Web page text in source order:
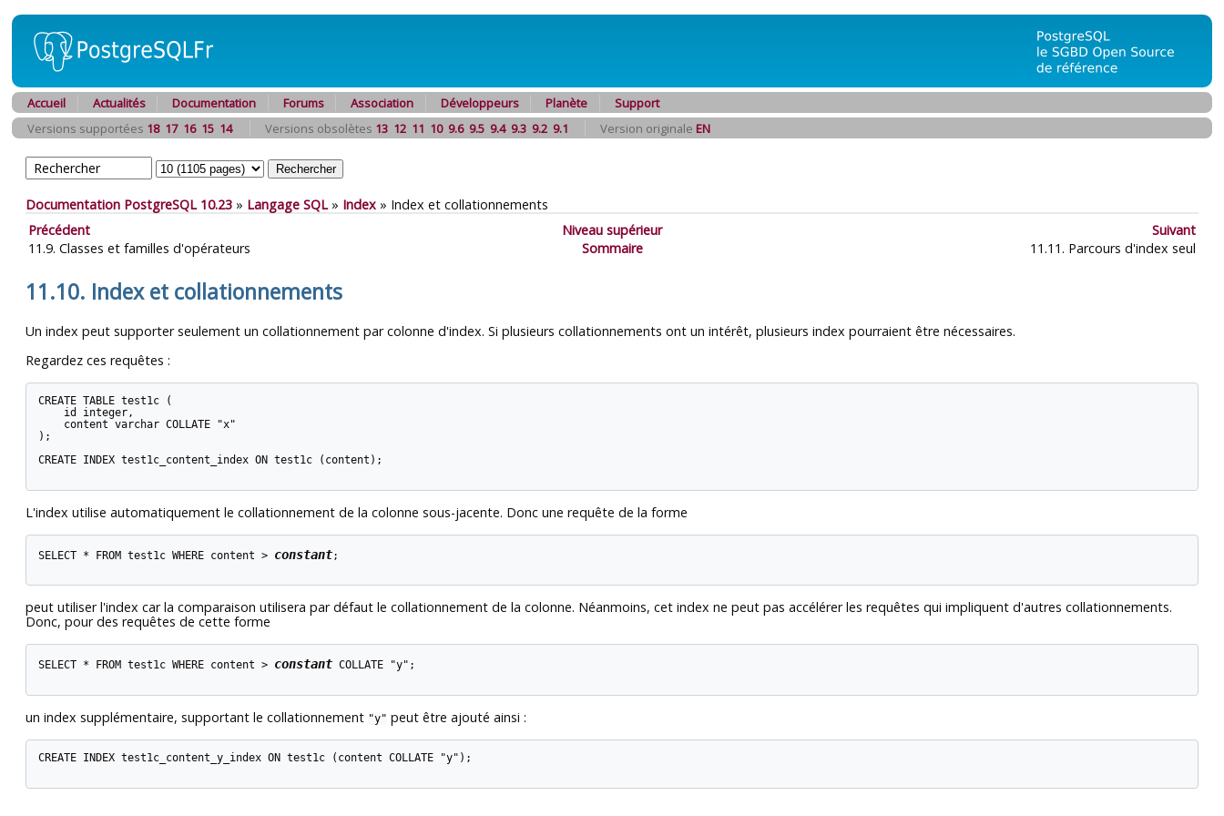
Accueil Actualités Documentation Forums Association Développeurs Planète
Support
Versions supportées 18 17 16 15 14 Versions obsolètes 13 12 11 10 9.6 9.5 9.4 9.3 9.2 9.1 Version originale EN
Documentation PostgreSQL 10.23 » Langage SQL» Index » Index et collationnements
Précédent
Niveau supérieur
Suivant
11.9. Classes et familles d'opérateurs
Sommaire 11.11. Parcours d'index seul
11.10. Index et collationnements
Un index peut supporter seulement un collationnement par colonne d'index. Si plusieurs collationnements ont un intérêt, plusieurs index pourraient être nécessaires.
Regardez ces requêtes :
CREATE TABLE test1c (
    id integer,
    content varchar COLLATE "x"
);
CREATE INDEX test1c_content_index ON test1c (content);
L'index utilise automatiquement le collationnement de la colonne sous-jacente. Donc une requête de la forme
SELECT * FROM test1c WHERE content > constant;
peut utiliser l'index car la comparaison utilisera par défaut le collationnement de la colonne. Néanmoins, cet index ne peut pas accélérer les requêtes qui impliquent d'autres collationnements.
Donc, pour des requêtes de cette forme
SELECT * FROM test1c WHERE content > constant COLLATE "y";
un index supplémentaire, supportant le collationnement "y" peut être ajouté ainsi :
CREATE INDEX test1c_content_y_index ON test1c (content COLLATE "y");